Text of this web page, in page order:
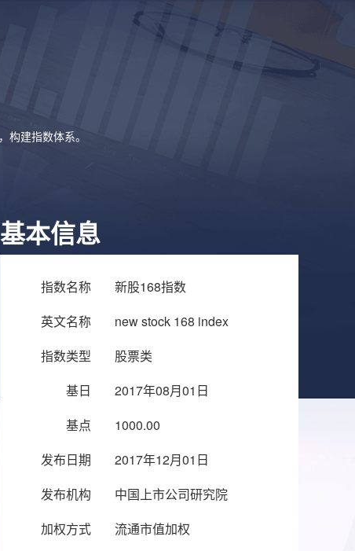
建指数体系。
基本信息
指数名称
新股168指数
英文名称
new stock 168 index
指数类型
股票类
基日
2017年08月01日
基点
1000.00
发布日期
2017年12月01日
发布机构
中国上市公司研究院
加权方式
流通市值加权